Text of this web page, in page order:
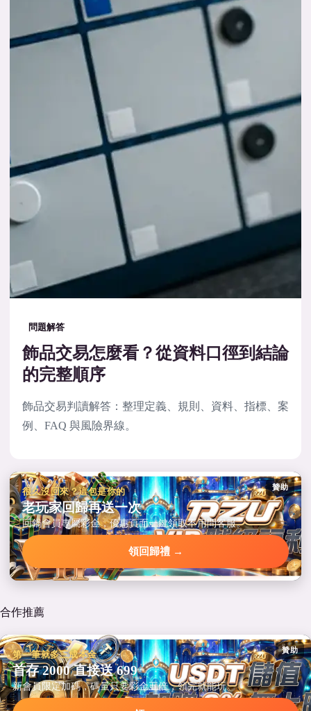
問題解答
飾品交易怎麼看？從資料口徑到結論
的完整順序
飾品交易判讀解答：整理定義、規則、資料、指標、案
例、FAQ 與風險界線。
贊助
很久沒回來？這包是你的
老玩家回歸再送一次
回鍋會員專屬彩金，優惠頁面一鍵領取不用問客服。
領回歸禮 →
合作推薦
贊助
第一筆就多三成本金
首存 2000 直接送 699
新會員限定加碼，碼量只要彩金五倍，領完就能玩。